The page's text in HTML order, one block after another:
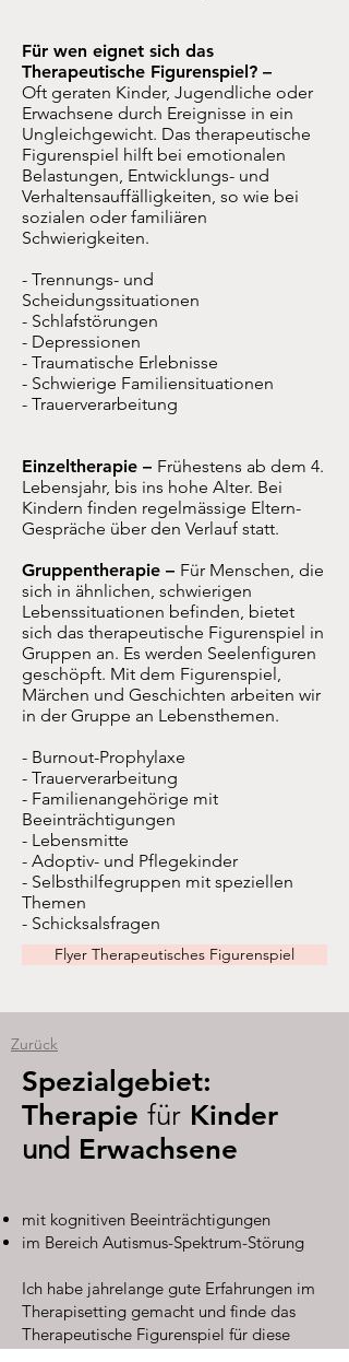
Für wen eignet sich das
Therapeutische Figurenspiel? –
Oft geraten Kinder, Jugendliche oder
Erwachsene durch Ereignisse in ein
Ungleichgewicht. Das therapeutische
Figurenspiel hilft bei emotionalen
Belastungen, Entwicklungs- und
Verhaltensauffälligkeiten, so wie bei
sozialen oder familiären
Schwierigkeiten.
- Trennungs- und
Scheidungssituationen
- Schlafstörungen
- Depressionen
- Traumatische Erlebnisse
- Schwierige Familiensituationen
- Trauerverarbeitung
Einzeltherapie – Frühestens ab dem 4.
Lebensjahr, bis ins hohe Alter. Bei
Kindern finden regelmässige Eltern-
Gespräche über den Verlauf statt.
Gruppentherapie – Für Menschen, die
sich in ähnlichen, schwierigen
Lebenssituationen befinden, bietet
sich das therapeutische Figurenspiel in
Gruppen an. Es werden Seelenfiguren
geschöpft. Mit dem Figurenspiel,
Märchen und Geschichten arbeiten wir
in der Gruppe an Lebensthemen.
- Burnout-Prophylaxe
- Trauerverarbeitung
- Familienangehörige mit
Beeinträchtigungen
- Lebensmitte
- Adoptiv- und Pflegekinder
- Selbsthilfegruppen mit speziellen
Themen
- Schicksalsfragen
Flyer Therapeutisches Figurenspiel
Zurück
Spezialgebiet:
Therapie für Kinder
und Erwachsene
mit kognitiven Beeinträchtigungen
im Bereich Autismus-Spektrum-Störung
Ich habe jahrelange gute Erfahrungen im
Therapisetting gemacht und finde das
Therapeutische Figurenspiel für diese